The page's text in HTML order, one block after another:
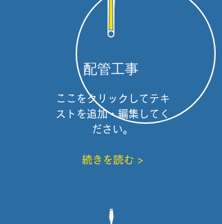
配管工事
ここをクリックしてテキ
ストを追加・編集してく
ださい。
続きを読む >